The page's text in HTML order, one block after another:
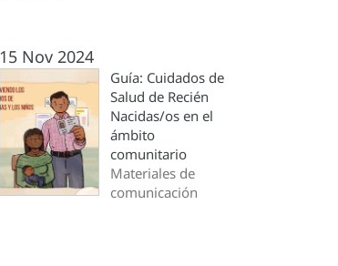
15 Nov 2024
Guía: Cuidados de
Salud de Recién
Nacidas/os en el
ámbito
comunitario
Materiales de
comunicación